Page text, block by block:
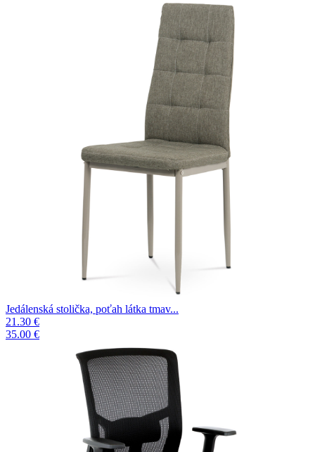
Jedálenská stolička, poťah látka tmav...
21.30 €
35.00 €